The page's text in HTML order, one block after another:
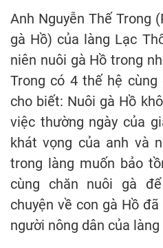
Anh Nguyễn Thế Trong
gà Hồ) của làng Lạc
niên nuôi gà Hồ trong
Trong có 4 thế hệ cùng
cho biết: Nuôi gà Hồ
việc thường ngày của
khát vọng của anh và
trong làng muốn bảo
cùng chăn nuôi gà
chuyện về con gà Hồ
người nông dân của làng